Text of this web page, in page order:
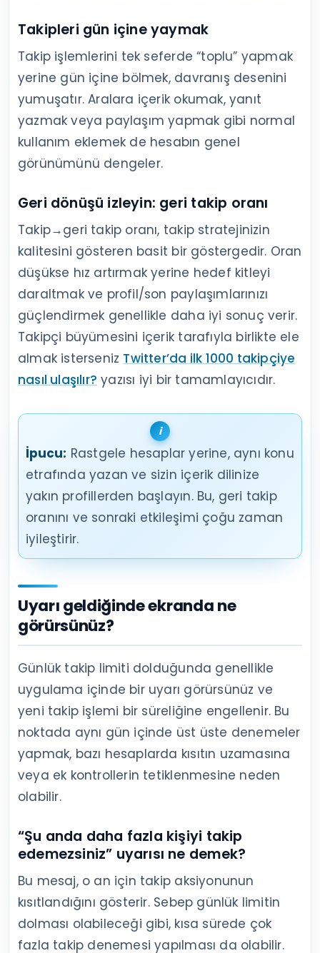
Takipleri gün içine yaymak
Takip işlemlerini tek seferde “toplu” yapmak
yerine gün içine bölmek, davranış desenini
yumuşatır. Aralara içerik okumak, yanıt
yazmak veya paylaşım yapmak gibi normal
kullanım eklemek de hesabın genel
görünümünü dengeler.
Geri dönüşü izleyin: geri takip oranı
Takip→geri takip oranı, takip stratejinizin
kalitesini gösteren basit bir göstergedir. Oran
düşükse hız artırmak yerine hedef kitleyi
daraltmak ve profil/son paylaşımlarınızı
güçlendirmek genellikle daha iyi sonuç verir.
Takipçi büyümesini içerik tarafıyla birlikte ele
almak isterseniz Twitter’da ilk 1000 takipçiye
nasıl ulaşılır? yazısı iyi bir tamamlayıcıdır.
İpucu: Rastgele hesaplar yerine, aynı konu
etrafında yazan ve sizin içerik dilinize
yakın profillerden başlayın. Bu, geri takip
oranını ve sonraki etkileşimi çoğu zaman
iyileştirir.
Uyarı geldiğinde ekranda ne
görürsünüz?
Günlük takip limiti dolduğunda genellikle
uygulama içinde bir uyarı görürsünüz ve
yeni takip işlemi bir süreliğine engellenir. Bu
noktada aynı gün içinde üst üste denemeler
yapmak, bazı hesaplarda kısıtın uzamasına
veya ek kontrollerin tetiklenmesine neden
olabilir.
“Şu anda daha fazla kişiyi takip
edemezsiniz” uyarısı ne demek?
Bu mesaj, o an için takip aksiyonunun
kısıtlandığını gösterir. Sebep günlük limitin
dolması olabileceği gibi, kısa sürede çok
fazla takip denemesi yapılması da olabilir.